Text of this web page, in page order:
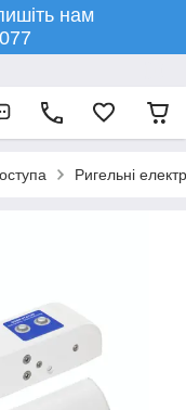
нам
Ригельні